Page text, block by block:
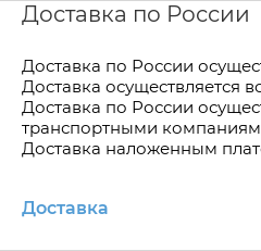
Доставка по России
Доставка по Росcии
Доставка осуществляется
Доставка по России
транспортными
Доставка наложенным
Доставка